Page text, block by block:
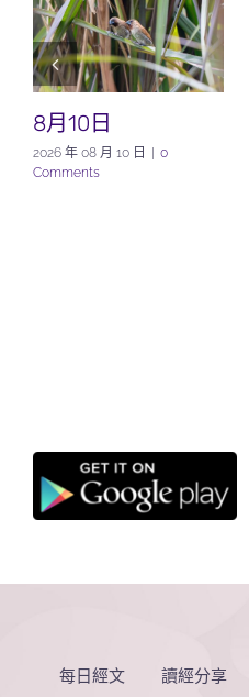
8月10日
2026 年 08 月 10 日 | 0
Comments
每日經文 讀經分享